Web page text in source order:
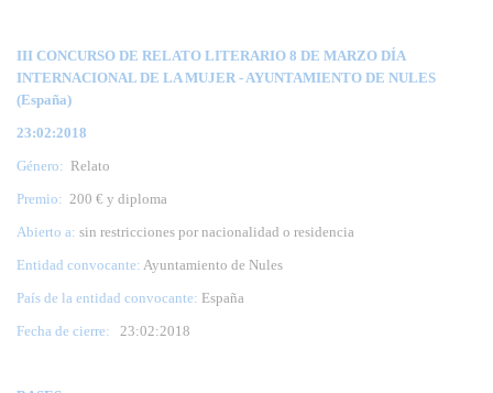
III CONCURSO DE RELATO LITERARIO 8 DE MARZO DÍA
INTERNACIONAL DE LA MUJER - AYUNTAMIENTO DE NULES
(España)
23:02:2018
Género: Relato
Premio: 200 € y diploma
Abierto a: sin restricciones por nacionalidad o residencia
Entidad convocante: Ayuntamiento de Nules
País de la entidad convocante: España
Fecha de cierre: 23:02:2018